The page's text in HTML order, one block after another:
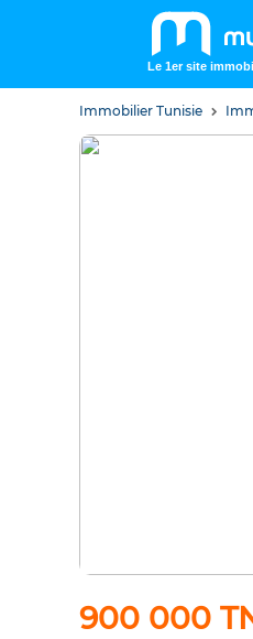
Le 1er site
Immobilier Tunisie
900 000